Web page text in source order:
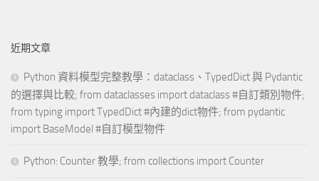
近期文章
Python 資料模型完整教學：dataclass、TypedDict 與 Pydantic
的選擇與比較; from dataclasses import dataclass #自訂類別物件;
from typing import TypedDict #內建的dict物件; from pydantic
import BaseModel #自訂模型物件
Python: Counter 教學; from collections import Counter